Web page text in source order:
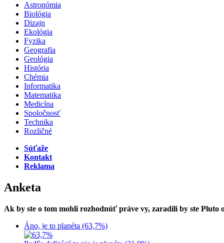
Astronómia
Biológia
Dizajn
Ekológia
Fyzika
Geografia
Geológia
História
Chémia
Informatika
Matematika
Medicína
Spoločnosť
Technika
Rozličné
Súťaže
Kontakt
Reklama
Anketa
Ak by ste o tom mohli rozhodnúť práve vy, zaradili by ste Pluto
Áno, je to planéta (63,7%)